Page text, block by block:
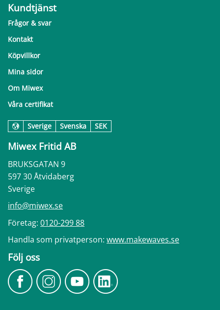
Kundtjänst
Frågor & svar
Kontakt
Köpvillkor
Mina sidor
Om Miwex
Våra certifikat
Sverige Svenska SEK
Miwex Fritid AB
BRUKSGATAN 9
597 30 Åtvidaberg
Sverige
info@miwex.se
Företag: 0120-299 88
Handla som privatperson: www.makewaves.se
Följ oss